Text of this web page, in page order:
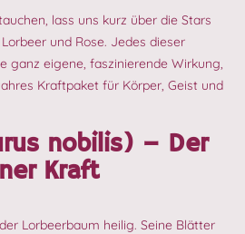
lass uns kurz über die Stars
und Rose. Jedes dieser
ganz eigene, faszinierende Wirkung,
Kraftpaket für Körper, Geist und
nobilis) – Der
Kraft
Lorbeerbaum heilig. Seine Blätter